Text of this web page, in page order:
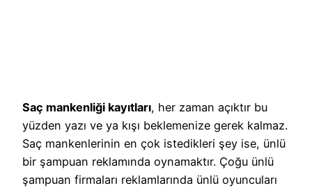
Saç mankenliği kayıtları, her zaman açıktır bu
yüzden yazı ve ya kışı beklemenize gerek kalmaz.
Saç mankenlerinin en çok istedikleri şey ise, ünlü
bir şampuan reklamında oynamaktır. Çoğu ünlü
şampuan firmaları reklamlarında ünlü oyuncuları